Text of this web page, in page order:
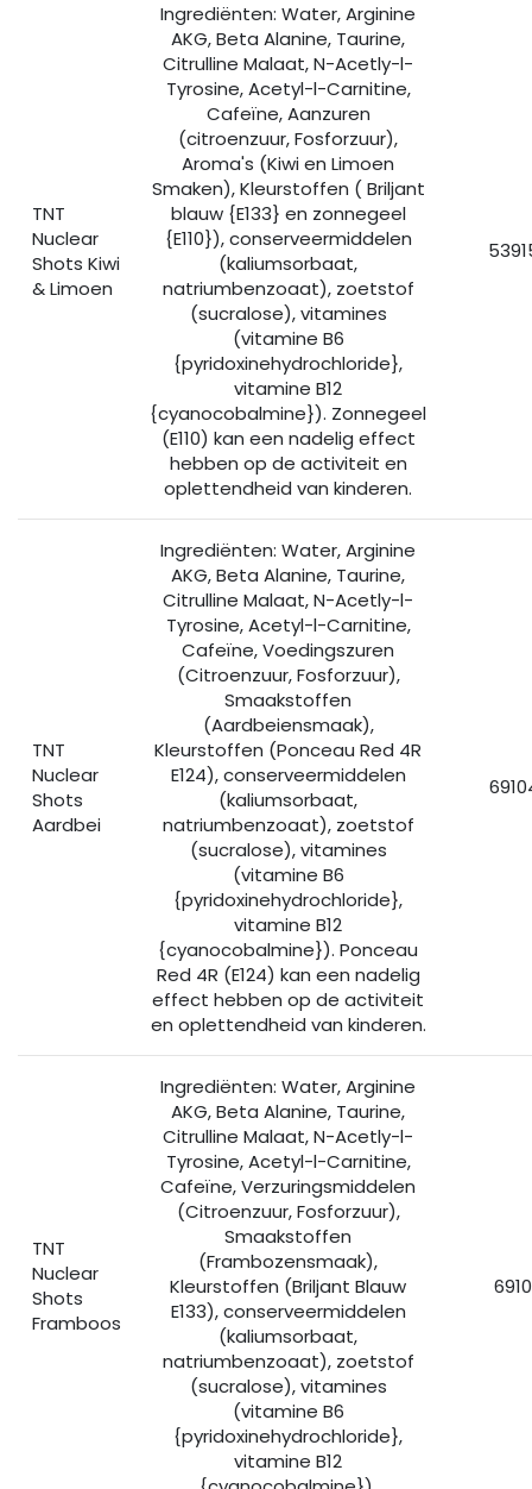
TNT
Nuclear
Shots Kiwi
& Limoen
Ingrediënten: Water, Arginine
AKG, Beta Alanine, Taurine,
Citrulline Malaat, N-Acetly-l-
Tyrosine, Acetyl-l-Carnitine,
Cafeïne, Aanzuren
(citroenzuur, Fosforzuur),
Aroma's (Kiwi en Limoen
Smaken), Kleurstoffen ( Briljant
blauw {E133} en zonnegeel
{E110}), conserveermiddelen
(kaliumsorbaat,
natriumbenzoaat), zoetstof
(sucralose), vitamines
(vitamine B6
{pyridoxinehydrochloride},
vitamine B12
{cyanocobalmine}). Zonnegeel
(E110) kan een nadelig effect
hebben op de activiteit en
oplettendheid van kinderen.
TNT
Nuclear
Shots
Aardbei
Ingrediënten: Water, Arginine
AKG, Beta Alanine, Taurine,
Citrulline Malaat, N-Acetly-l-
Tyrosine, Acetyl-l-Carnitine,
Cafeïne, Voedingszuren
(Citroenzuur, Fosforzuur),
Smaakstoffen
(Aardbeiensmaak),
Kleurstoffen (Ponceau Red 4R
E124), conserveermiddelen
(kaliumsorbaat,
natriumbenzoaat), zoetstof
(sucralose), vitamines
(vitamine B6
{pyridoxinehydrochloride},
vitamine B12
{cyanocobalmine}). Ponceau
Red 4R (E124) kan een nadelig
effect hebben op de activiteit
en oplettendheid van kinderen.
TNT
Nuclear
Shots
Framboos
Ingrediënten: Water, Arginine
AKG, Beta Alanine, Taurine,
Citrulline Malaat, N-Acetly-l-
Tyrosine, Acetyl-l-Carnitine,
Cafeïne, Verzuringsmiddelen
(Citroenzuur, Fosforzuur),
Smaakstoffen
(Frambozensmaak),
Kleurstoffen (Briljant Blauw
E133), conserveermiddelen
(kaliumsorbaat,
natriumbenzoaat), zoetstof
(sucralose), vitamines
(vitamine B6
{pyridoxinehydrochloride},
vitamine B12